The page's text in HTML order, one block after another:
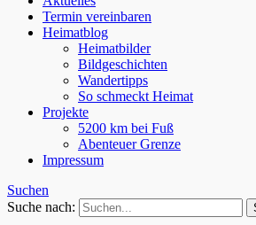
Termin vereinbaren
Heimatblog
Heimatbilder
Bildgeschichten
Wandertipps
So schmeckt Heimat
Projekte
5200 km bei Fuß
Abenteuer Grenze
Impressum
Suchen
Suche nach: